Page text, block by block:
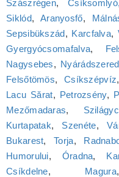
Szászrégen,
Siklód, Aranyosfő,
Sepsibükszád, Karcfalva,
Gyergyócsomafalva,
Nagysebes,
Felsőtömös, Csíkszépvíz
Lacu Sărat, Petrozsény,
Mezőmadaras,
Kurtapatak, Szenéte,
Bukarest,Torja,
Humorului, Óradna,
Csíkdelne, Magura